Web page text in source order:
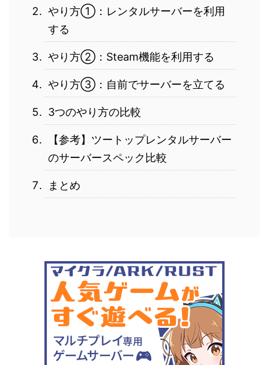
やり方①：レンタルサーバーを利用
する
やり方②：Steam機能を利用する
やり方③：自前でサーバーを立てる
3つのやり方の比較
【参考】ツートップレンタルサーバー
のサーバースペック比較
まとめ